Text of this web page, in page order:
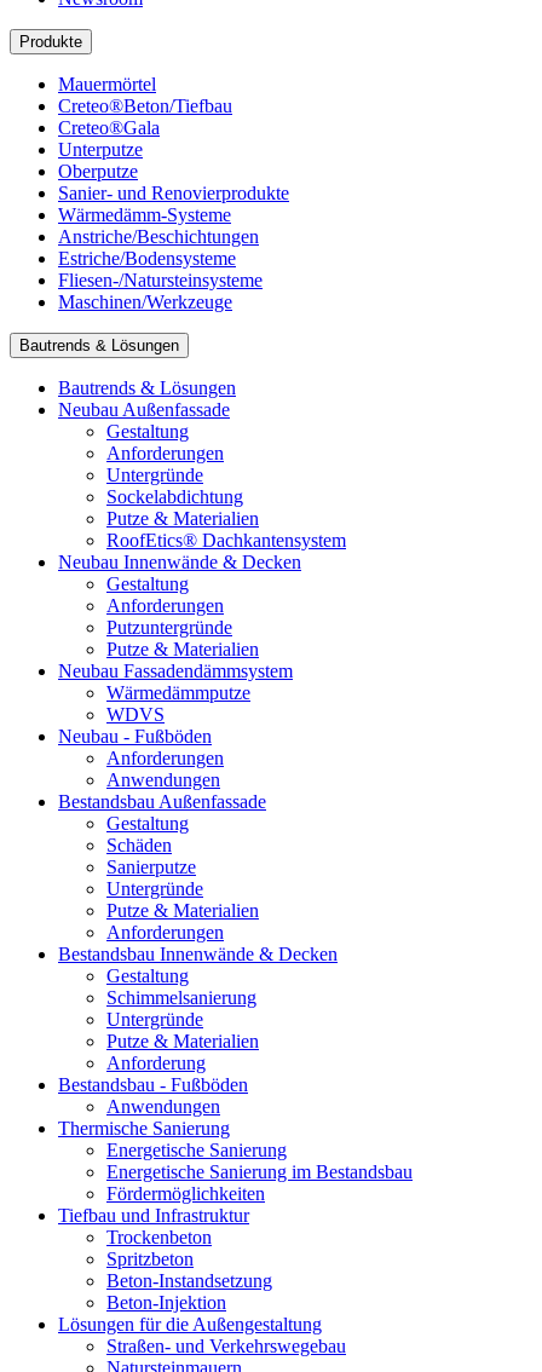
Produkte
Mauermörtel
Creteo®Beton/Tiefbau
Creteo®Gala
Unterputze
Oberputze
Sanier- und Renovierprodukte
Wärmedämm-Systeme
Anstriche/Beschichtungen
Estriche/Bodensysteme
Fliesen-/Natursteinsysteme
Maschinen/Werkzeuge
Bautrends & Lösungen
Bautrends & Lösungen
Neubau Außenfassade
Gestaltung
Anforderungen
Untergründe
Sockelabdichtung
Putze & Materialien
RoofEtics® Dachkantensystem
Neubau Innenwände & Decken
Gestaltung
Anforderungen
Putzuntergründe
Putze & Materialien
Neubau Fassadendämmsystem
Wärmedämmputze
WDVS
Neubau - Fußböden
Anforderungen
Anwendungen
Bestandsbau Außenfassade
Gestaltung
Schäden
Sanierputze
Untergründe
Putze & Materialien
Anforderungen
Bestandsbau Innenwände & Decken
Gestaltung
Schimmelsanierung
Untergründe
Putze & Materialien
Anforderung
Bestandsbau - Fußböden
Anwendungen
Thermische Sanierung
Energetische Sanierung
Energetische Sanierung im Bestandsbau
Fördermöglichkeiten
Tiefbau und Infrastruktur
Trockenbeton
Spritzbeton
Beton-Instandsetzung
Beton-Injektion
Lösungen für die Außengestaltung
Straßen- und Verkehrswegebau
Natursteinmauern